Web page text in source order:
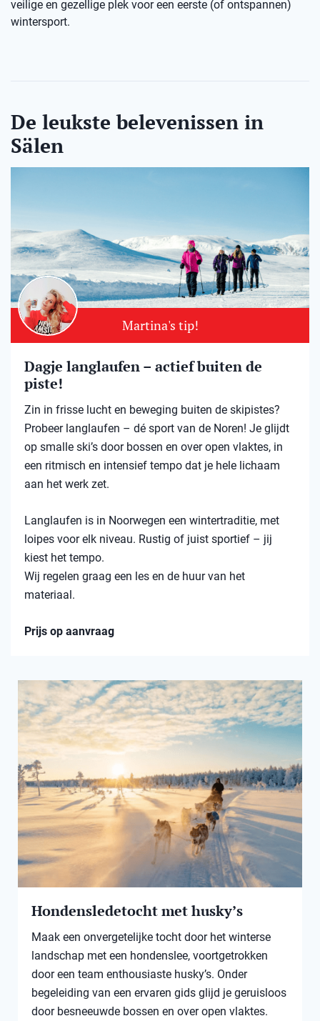
veilige en gezellige plek voor een eerste (of ontspannen)
wintersport.
De leukste belevenissen in
Sälen
Martina's tip!
Dagje langlaufen – actief buiten de
piste!
Zin in frisse lucht en beweging buiten de skipistes?
Probeer langlaufen – dé sport van de Noren! Je glijdt
op smalle ski’s door bossen en over open vlaktes, in
een ritmisch en intensief tempo dat je hele lichaam
aan het werk zet.
Langlaufen is in Noorwegen een wintertraditie, met
loipes voor elk niveau. Rustig of juist sportief – jij
kiest het tempo.
Wij regelen graag een les en de huur van het
materiaal.
Prijs op aanvraag
Hondensledetocht met husky’s
Maak een onvergetelijke tocht door het winterse
landschap met een hondenslee, voortgetrokken
door een team enthousiaste husky’s. Onder
begeleiding van een ervaren gids glijd je geruisloos
door besneeuwde bossen en over open vlaktes.